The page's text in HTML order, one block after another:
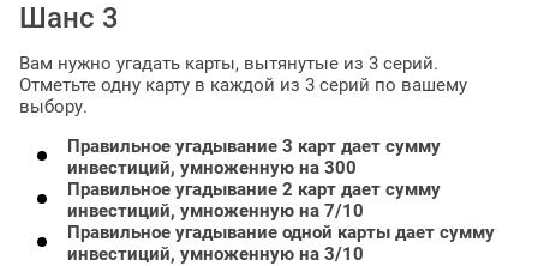
Шанс 3
Вам нужно угадать карты, вытянутые из 3 серий.
Отметьте одну карту в каждой из 3 серий по вашему
выбору.
Правильное угадывание 3 карт дает сумму
инвестиций, умноженную на 300
Правильное угадывание 2 карт дает сумму
инвестиций, умноженную на 7/10
Правильное угадывание одной карты дает сумму
инвестиций, умноженную на 3/10